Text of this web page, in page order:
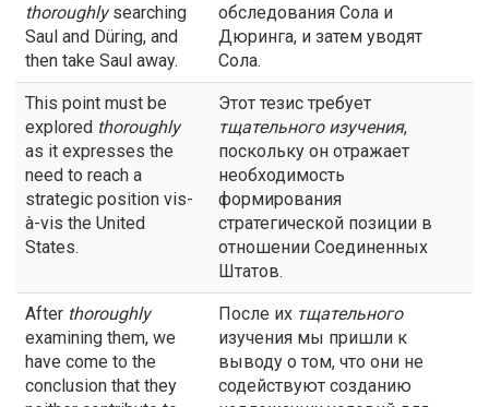
thoroughlysearching
Saul and Düring, and
then take Saul away.
обследования Сола и
Дюринга, и затем уводят
Сола.
This point must be
explored thoroughly
as it expresses the
need to reach a
strategic position vis-
à-vis the United
States.
Этот тезис требует
тщательногоизучения,
поскольку он отражает
необходимость
формирования
стратегической позиции в
отношении Соединенных
Штатов.
After thoroughly
examining them, we
have come to the
conclusion that they
После их тщательного
изучения мы пришли к
выводу о том, что они не
содействуют созданию